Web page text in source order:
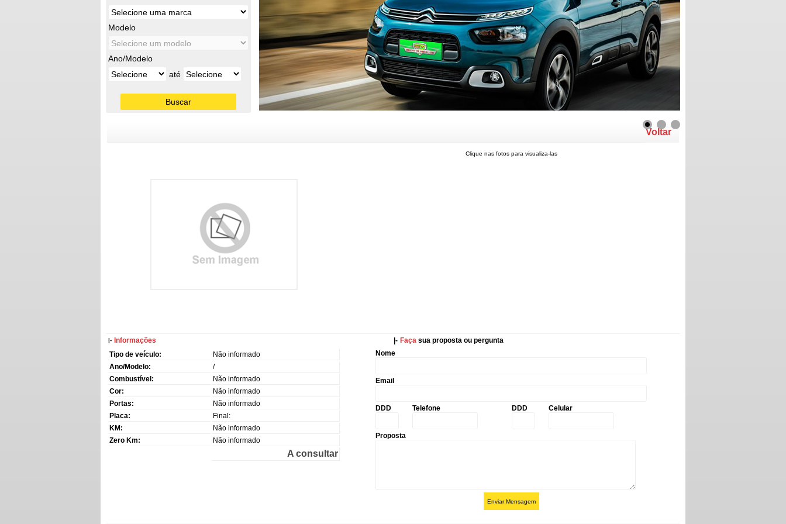
Modelo
Ano/Modelo
até
Voltar
Clique nas fotos para visualiza-las
|- Informações |- Faça sua proposta ou pergunta
Tipo de veículo:
Não informado
Ano/Modelo:
/
Combustível:
Não informado
Cor:
Não informado
Portas:
Não informado
Placa:
Final:
KM:
Não informado
Zero Km:
Não informado
A consultar
Nome
Email
DDD Telefone DDD Celular
Proposta